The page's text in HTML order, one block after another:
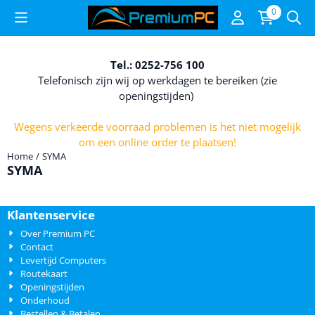
Cookievoorkeuren zijn beschikbaar. Kies instellingen of sta alle
0
Tel.: 0252-756 100
Telefonisch zijn wij op werkdagen te bereiken (zie
openingstijden)
Wegens verkeerde voorraad problemen is het niet mogelijk
om een online order te plaatsen!
Home / SYMA
SYMA
Klantenservice
Over Premium PC
Contact
Levertijd Computers
Routekaart
Openingstijden
Onderhoud